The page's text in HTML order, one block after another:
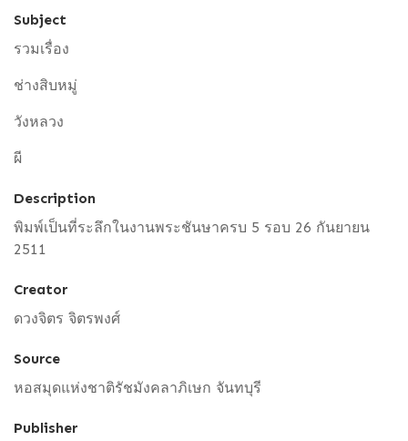
Subject
รวมเรื่อง
ช่างสิบหมู่
วังหลวง
ผี
Description
พิมพ์เป็นที่ระลึกในงานพระชันษาครบ 5 รอบ 26 กันยายน
2511
Creator
ดวงจิตร จิตรพงศ์
Source
หอสมุดแห่งชาติรัชมังคลาภิเษก จันทบุรี
Publisher